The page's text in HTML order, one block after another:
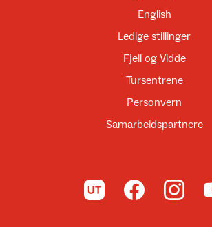
English
Ledige stillinger
Fjell og Vidde
Tursentrene
Personvern
Samarbeidspartnere
Til UT.no Til DNT påTil DNT